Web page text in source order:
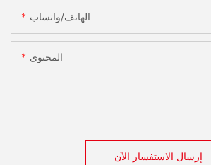
الهاتف/واتساب
المحتوى
إرسال الاستفسار الآن